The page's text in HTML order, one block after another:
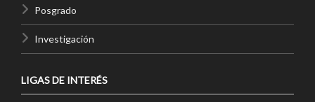
Posgrado
Investigación
LIGAS DE INTERÉS